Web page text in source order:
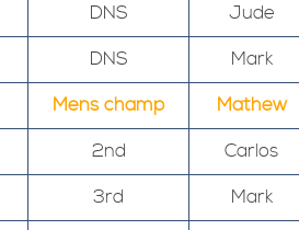
DNS Jude
DNS Mark
Mens champ Mathew
2nd Carlos
3rd Mark